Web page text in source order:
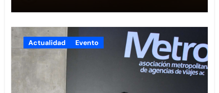
Actualidad Evento